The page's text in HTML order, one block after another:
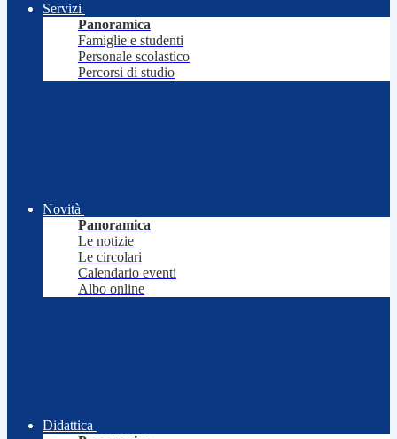
Servizi
Panoramica
Famiglie e studenti
Personale scolastico
Percorsi di studio
Novità
Panoramica
Le notizie
Le circolari
Calendario eventi
Albo online
Didattica